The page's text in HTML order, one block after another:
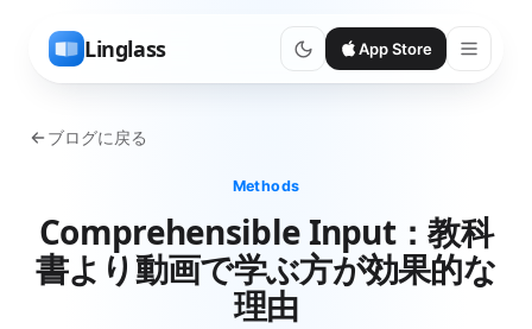
Linglass App Store
ブログに戻る
Methods
Comprehensible Input：教科
書より動画で学ぶ方が効果的な
理由